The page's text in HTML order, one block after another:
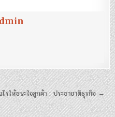
รให้ชนะใจลูกค้า : ประชาชาติธุรกิจ →